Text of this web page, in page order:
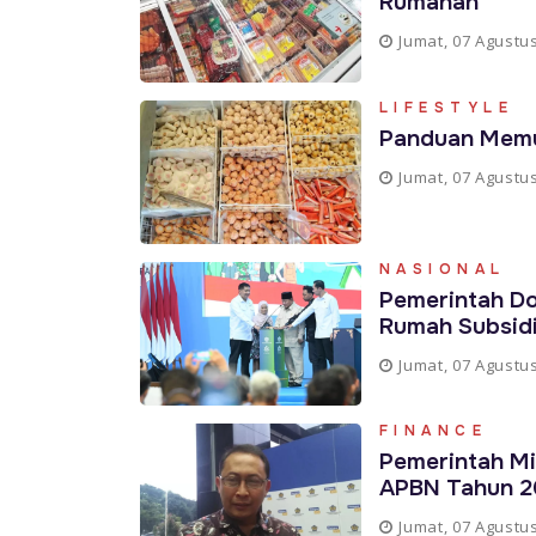
Jumat, 07
LIFESTYLE
Panduan
Jumat, 07
NASIONAL
Pemerintah
Rumah
Jumat, 07
FINANCE
Pemerintah
APBN Tahun
Jumat, 07